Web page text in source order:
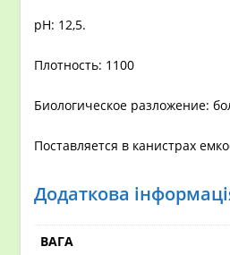
рН: 12,5.
Плотность: 1100
Биологическое разложение:
Поставляется в канистрах
Додаткова
ВАГА